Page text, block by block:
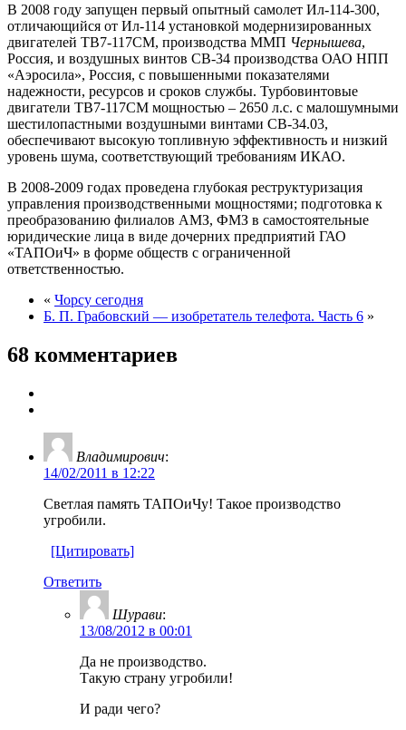
В 2008 году запущен первый опытный самолет Ил-114-300,
отличающийся от Ил-114 установкой модернизированных
двигателей ТВ7-117СМ, производства ММП Чернышева,
Россия, и воздушных винтов СВ-34 производства ОАО НПП
«Аэросила», Россия, с повышенными показателями
надежности, ресурсов и сроков службы. Турбовинтовые
двигатели ТВ7-117СМ мощностью – 2650 л.с. с малошумными
шестилопастными воздушными винтами СВ-34.03,
обеспечивают высокую топливную эффективность и низкий
уровень шума, соответствующий требованиям ИКАО.
В 2008-2009 годах проведена глубокая реструктуризация
управления производственными мощностями; подготовка к
преобразованию филиалов АМЗ, ФМЗ в самостоятельные
юридические лица в виде дочерних предприятий ГАО
«ТАПОиЧ» в форме обществ с ограниченной
ответственностью.
« Чорсу сегодня
Б. П. Грабовский — изобретатель телефота. Часть 6 »
68 комментариев
Владимирович:
14/02/2011 в 12:22
Светлая память ТАПОиЧу! Такое производство
угробили.
[Цитировать]
Ответить
Шурави:
13/08/2012 в 00:01
Да не производство.
Такую страну угробили!
И ради чего?